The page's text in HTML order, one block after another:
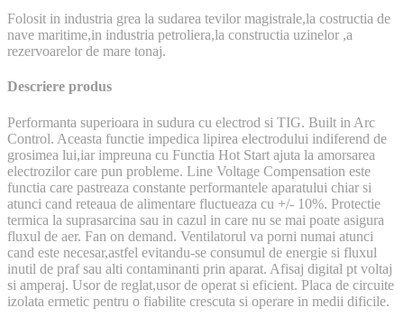
Folosit in industria grea la sudarea tevilor magistrale,la costructia de
nave maritime,in industria petroliera,la constructia uzinelor ,a
rezervoarelor de mare tonaj.
Descriere produs
Performanta superioara in sudura cu electrod si TIG. Built in Arc
Control. Aceasta functie impedica lipirea electrodului indiferend de
grosimea lui,iar impreuna cu Functia Hot Start ajuta la amorsarea
electrozilor care pun probleme. Line Voltage Compensation este
functia care pastreaza constante performantele aparatului chiar si
atunci cand reteaua de alimentare fluctueaza cu +/- 10%. Protectie
termica la suprasarcina sau in cazul in care nu se mai poate asigura
fluxul de aer. Fan on demand. Ventilatorul va porni numai atunci
cand este necesar,astfel evitandu-se consumul de energie si fluxul
inutil de praf sau alti contaminanti prin aparat. Afisaj digital pt voltaj
si amperaj. Usor de reglat,usor de operat si eficient. Placa de circuite
izolata ermetic pentru o fiabilite crescuta si operare in medii dificile.